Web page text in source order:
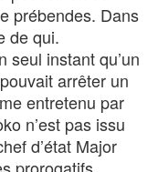
prébendes. Dans
de qui.
seul instant qu’un
arrêter un
entretenu par
n’est pas issu
d’état Major